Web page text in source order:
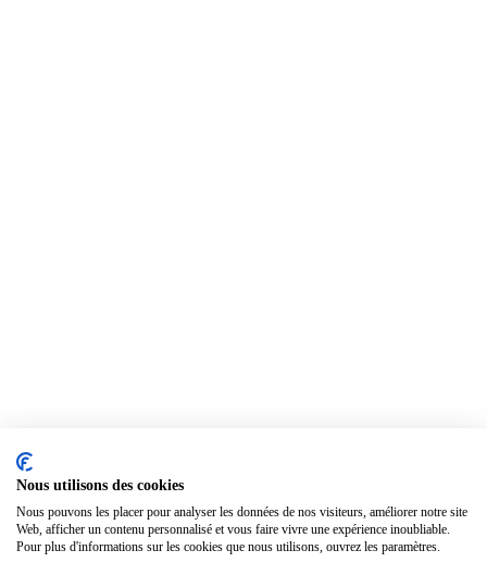
Nous utilisons des cookies
Nous pouvons les placer pour analyser les données de nos visiteurs, améliorer notre site
Web, afficher un contenu personnalisé et vous faire vivre une expérience inoubliable.
Pour plus d'informations sur les cookies que nous utilisons, ouvrez les paramètres.